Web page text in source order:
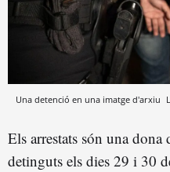
Una detenció en una imatge d'arxiu
Els arrestats són una
detinguts els dies 29 i 30